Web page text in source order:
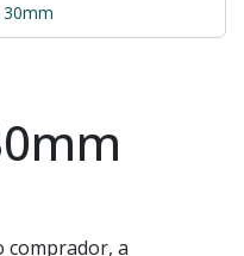
comprador, a